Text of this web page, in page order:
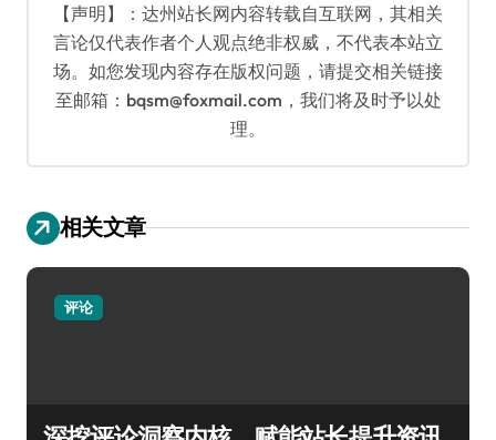
【声明】：达州站长网内容转载自互联网，其相关
言论仅代表作者个人观点绝非权威，不代表本站立
场。如您发现内容存在版权问题，请提交相关链接
至邮箱：bqsm@foxmail.com，我们将及时予以处
理。
相关文章
评论